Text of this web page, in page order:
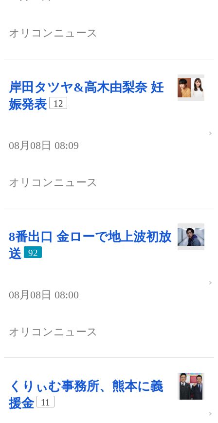
オリコンニュース
岸田タツヤ&高木由梨奈 妊
娠発表
12
08月08日 08:09
オリコンニュース
8番出口 金ローで地上波初放
送
92
08月08日 08:00
オリコンニュース
くりぃむ事務所、熊本に義
援金
11